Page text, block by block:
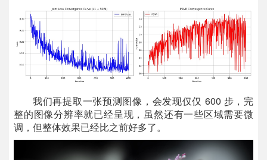
我们再提取一张预测图像，会发现仅仅 600 步，完
整的图像分辨率就已经呈现，虽然还有一些区域需要微
调，但整体效果已经比之前好多了。